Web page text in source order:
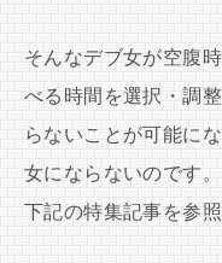
そんなデブ女が空腹
べる時間を選択・調
らないことが可能に
女にならないのです
下記の特集記事を参照